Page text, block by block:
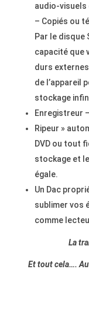
audio-visuels
– Copiés ou
Par le disque
capacité que
durs externes
de l’appareil
stockage
Enregistreur
Ripeur »
DVD ou tout
stockage et
égale.
Un Dac
sublimer vos
comme
La
Et tout cela….